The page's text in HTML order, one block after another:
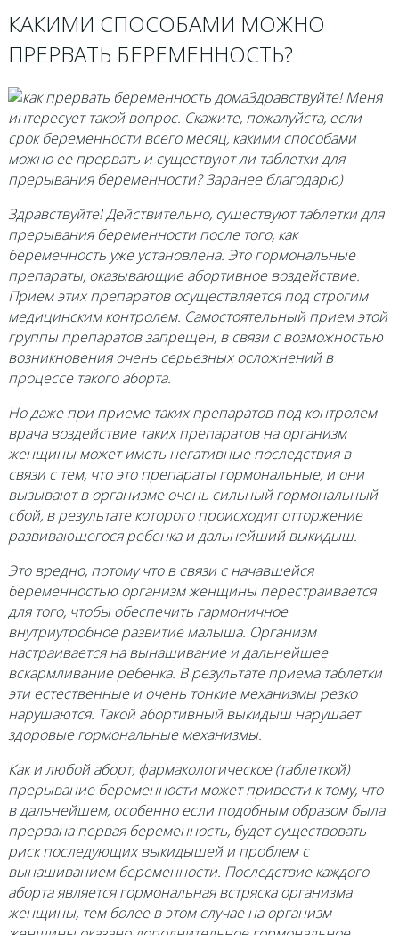
КАКИМИ СПОСОБАМИ МОЖНО
ПРЕРВАТЬ БЕРЕМЕННОСТЬ?
Здравствуйте! Меня
интересует такой вопрос. Скажите, пожалуйста, если
срок беременности всего месяц, какими способами
можно ее прервать и существуют ли таблетки для
прерывания беременности? Заранее благодарю)
Здравствуйте! Действительно, существуют таблетки для
прерывания беременности после того, как
беременность уже установлена. Это гормональные
препараты, оказывающие абортивное воздействие.
Прием этих препаратов осуществляется под строгим
медицинским контролем. Самостоятельный прием этой
группы препаратов запрещен, в связи с возможностью
возникновения очень серьезных осложнений в
процессе такого аборта.
Но даже при приеме таких препаратов под контролем
врача воздействие таких препаратов на организм
женщины может иметь негативные последствия в
связи с тем, что это препараты гормональные, и они
вызывают в организме очень сильный гормональный
сбой, в результате которого происходит отторжение
развивающегося ребенка и дальнейший выкидыш.
Это вредно, потому что в связи с начавшейся
беременностью организм женщины перестраивается
для того, чтобы обеспечить гармоничное
внутриутробное развитие малыша. Организм
настраивается на вынашивание и дальнейшее
вскармливание ребенка. В результате приема таблетки
эти естественные и очень тонкие механизмы резко
нарушаются. Такой абортивный выкидыш нарушает
здоровые гормональные механизмы.
Как и любой аборт, фармакологическое (таблеткой)
прерывание беременности может привести к тому, что
в дальнейшем, особенно если подобным образом была
прервана первая беременность, будет существовать
риск последующих выкидышей и проблем с
вынашиванием беременности. Последствие каждого
аборта является гормональная встряска организма
женщины, тем более в этом случае на организм